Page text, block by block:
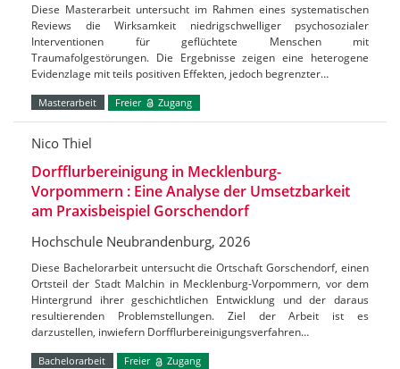
Diese Masterarbeit untersucht im Rahmen eines systematischen
Reviews die Wirksamkeit niedrigschwelliger psychosozialer
Interventionen für geflüchtete Menschen mit
Traumafolgestörungen. Die Ergebnisse zeigen eine heterogene
Evidenzlage mit teils positiven Effekten, jedoch begrenzter…
Masterarbeit Freier Zugang
Nico Thiel
Dorfflurbereinigung in Mecklenburg-
Vorpommern : Eine Analyse der Umsetzbarkeit
am Praxisbeispiel Gorschendorf
Hochschule Neubrandenburg, 2026
Diese Bachelorarbeit untersucht die Ortschaft Gorschendorf, einen
Ortsteil der Stadt Malchin in Mecklenburg-Vorpommern, vor dem
Hintergrund ihrer geschichtlichen Entwicklung und der daraus
resultierenden Problemstellungen. Ziel der Arbeit ist es
darzustellen, inwiefern Dorfflurbereinigungsverfahren…
Bachelorarbeit Freier Zugang